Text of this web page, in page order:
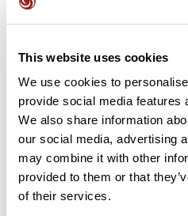
This website uses cookies
We use cookies to
provide social media features
We also share information
our social media, advertising
may combine it with other
provided to them or that
of their services.
Avis des utilisateurs